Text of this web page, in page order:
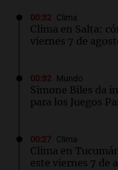
00:32 Clima
Clima en Salta:
viernes 7 de
00:32 Mundo
Simone Biles da
para los Juegos
00:27 Clima
Clima en
este viernes 7 de